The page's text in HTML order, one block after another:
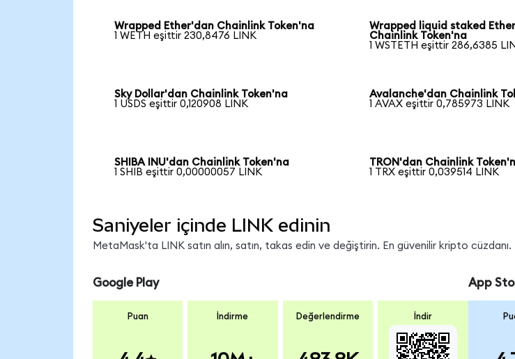
Wrapped Ether'dan Chainlink Token'na
1 WETH eşittir 230,8476 LINK
Wrapped liquid staked
Chainlink Token'na
1 WSTETH eşittir 286,6385
Sky Dollar'dan Chainlink Token'na
1 USDS eşittir 0,120908 LINK
Avalanche'dan Chainlink
1 AVAX eşittir 0,785973 LINK
SHIBA INU'dan Chainlink Token'na
1 SHIB eşittir 0,00000057 LINK
TRON'dan Chainlink
1 TRX eşittir 0,039514 LINK
Saniyeler içinde LINK edinin
MetaMask'ta LINK satın alın, satın, takas edin ve değiştirin. En güvenilir kripto cüzdanı.
Google Play
Puan İndirme Değerlendirme İndir
App